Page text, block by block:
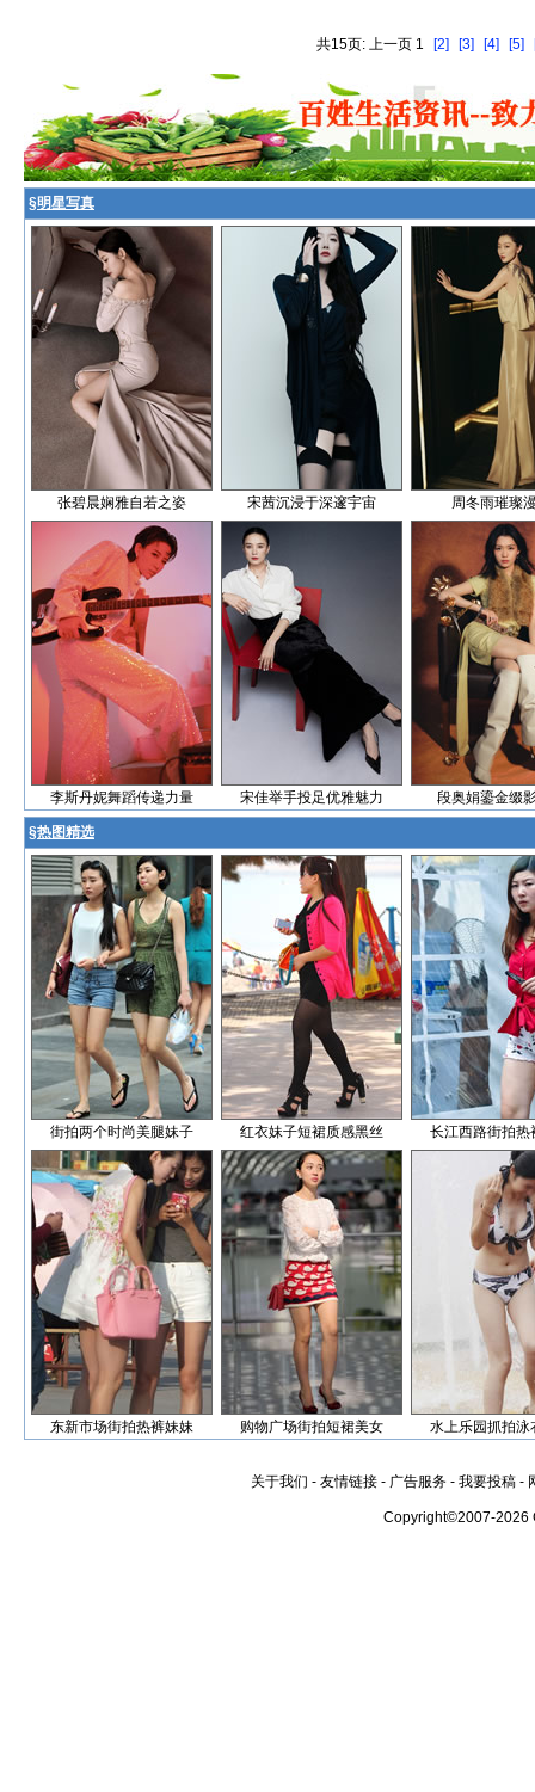
共15页: 上一页 1 [2] [3] [4] [5]
§明星写真
张碧晨娴雅自若之姿 宋茜沉浸于深邃宇宙 周冬雨璀璨
李斯丹妮舞蹈传递力量 宋佳举手投足优雅魅力 段奥娟鎏金缀
§热图精选
街拍两个时尚美腿妹子 红衣妹子短裙质感黑丝 长江西路街拍热
东新市场街拍热裤妹妹 购物广场街拍短裙美女 水上乐园抓拍泳
关于我们 - 友情链接 - 广告服务 - 我要投稿 -
Copyright©2007-2026